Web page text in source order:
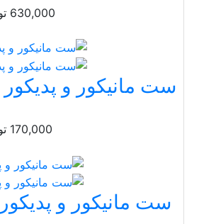
630,000
ست مانیکور و پدیکور 8 عددی
170,000
ست مانیکور و پدیکور9 عددی